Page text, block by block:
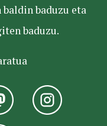
baduzu eta
baduzu.